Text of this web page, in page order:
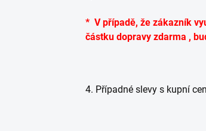
* V případě, že zákazník
částku dopravy zdarma ,
4. Případné slevy s kupní